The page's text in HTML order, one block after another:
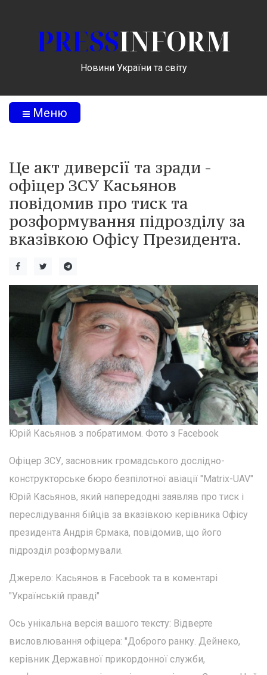
PRESSINFORM
Новини України та світу
Меню
Це акт диверсії та зради -
офіцер ЗСУ Касьянов
повідомив про тиск та
розформування підрозділу за
вказівкою Офісу Президента.
Юрій Касьянов з побратимом. Фото з Facebook
Офіцер ЗСУ, засновник громадського дослідно-
конструкторське бюро безпілотної авіації "Matrix-UAV"
Юрій Касьянов, який напередодні заявляв про тиск і
переслідування бійців за вказівкою керівника Офісу
президента Андрія Єрмака, повідомив, що його
підрозділ розформували.
Джерело: Касьянов в Facebook та в коментарі
"Українській правді"
Ось унікальна версія вашого тексту: Відверте
висловлювання офіцера: "Доброго ранку. Дейнеко,
керівник Державної прикордонної служби,